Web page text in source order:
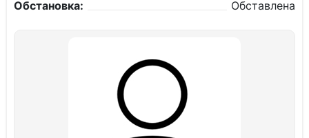
Обстановка:
Обставлена